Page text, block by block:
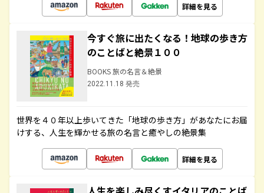
詳細を見る
今すぐ旅に出たくなる！地球の歩き方
のことばと絶景１００
BOOKS 旅の名言＆絶景
2022.11.18 発売
世界を４０年以上歩いてきた「地球の歩き方」があなたにお届
けする、人生を輝かせる旅の名言と癒やしの絶景集
詳細を見る